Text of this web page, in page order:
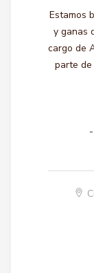
Estamos
y ganas
cargo de
parte